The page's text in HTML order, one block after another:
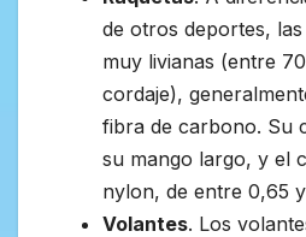
de otros deportes,
muy livianas (entre
cordaje),
fibra de carbono. Su
su mango largo, y el
nylon, de entre 0,65
Volantes. Los